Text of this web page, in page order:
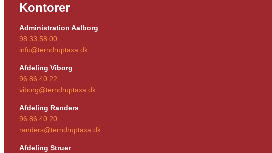
Kontorer
Administration Aalborg
98 33 58 00
info@terndruptaxa.dk
Afdeling Viborg
96 86 40 22
viborg@terndruptaxa.dk
Afdeling Randers
96 86 40 20
randers@terndruptaxa.dk
Afdeling Struer